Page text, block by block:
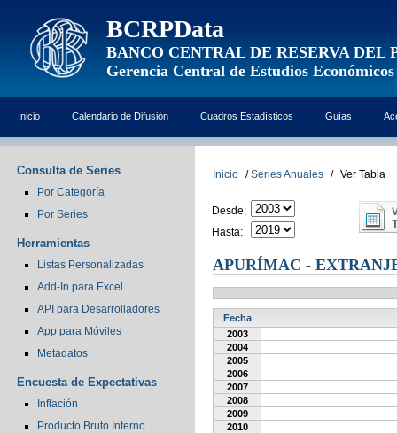
BCRPData
BANCO CENTRAL DE RESERVA DEL
Gerencia Central de Estudios Económicos
Inicio Calendario de Difusión Cuadros Estadísticos Guías
Consulta de Series
Por Categoría
Por Series
Herramientas
Listas Personalizadas
Add-In para Excel
API para Desarrolladores
App para Móviles
Metadatos
Encuesta de Expectativas
Inflación
Producto Bruto Interno
Inicio / Series Anuales / Ver Tabla
Desde:
Hasta:
APURÍMAC -
Fecha
2003
2004
2005
2006
2007
2008
2009
2010